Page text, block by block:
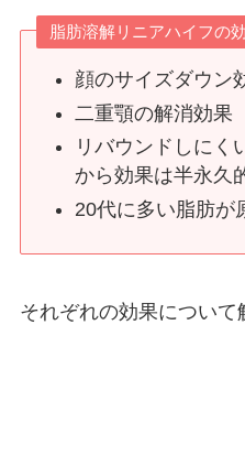
脂肪溶解リニアハイフの
顔のサイズダウン
二重顎の解消効果
リバウンドしにく
から効果は半永久
20代に多い脂肪が
それぞれの効果について